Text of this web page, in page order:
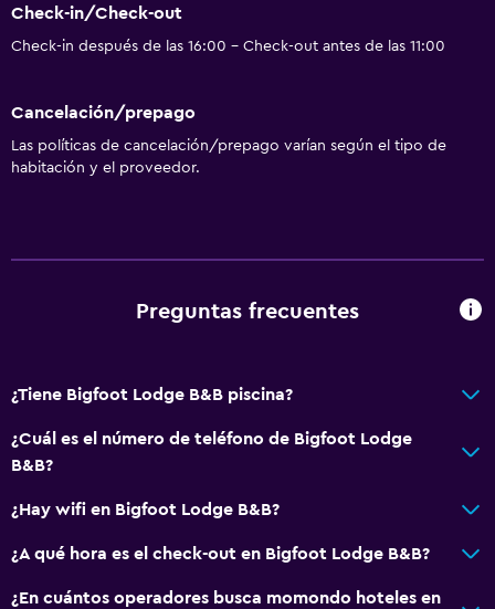
Check-in/Check-out
Check-in después de las 16:00 - Check-out antes de las 11:00
Cancelación/prepago
Las políticas de cancelación/prepago varían según el tipo de
habitación y el proveedor.
Preguntas frecuentes
¿Tiene Bigfoot Lodge B&B piscina?
¿Cuál es el número de teléfono de Bigfoot Lodge
B&B?
¿Hay wifi en Bigfoot Lodge B&B?
¿A qué hora es el check-out en Bigfoot Lodge B&B?
¿En cuántos operadores busca momondo hoteles en